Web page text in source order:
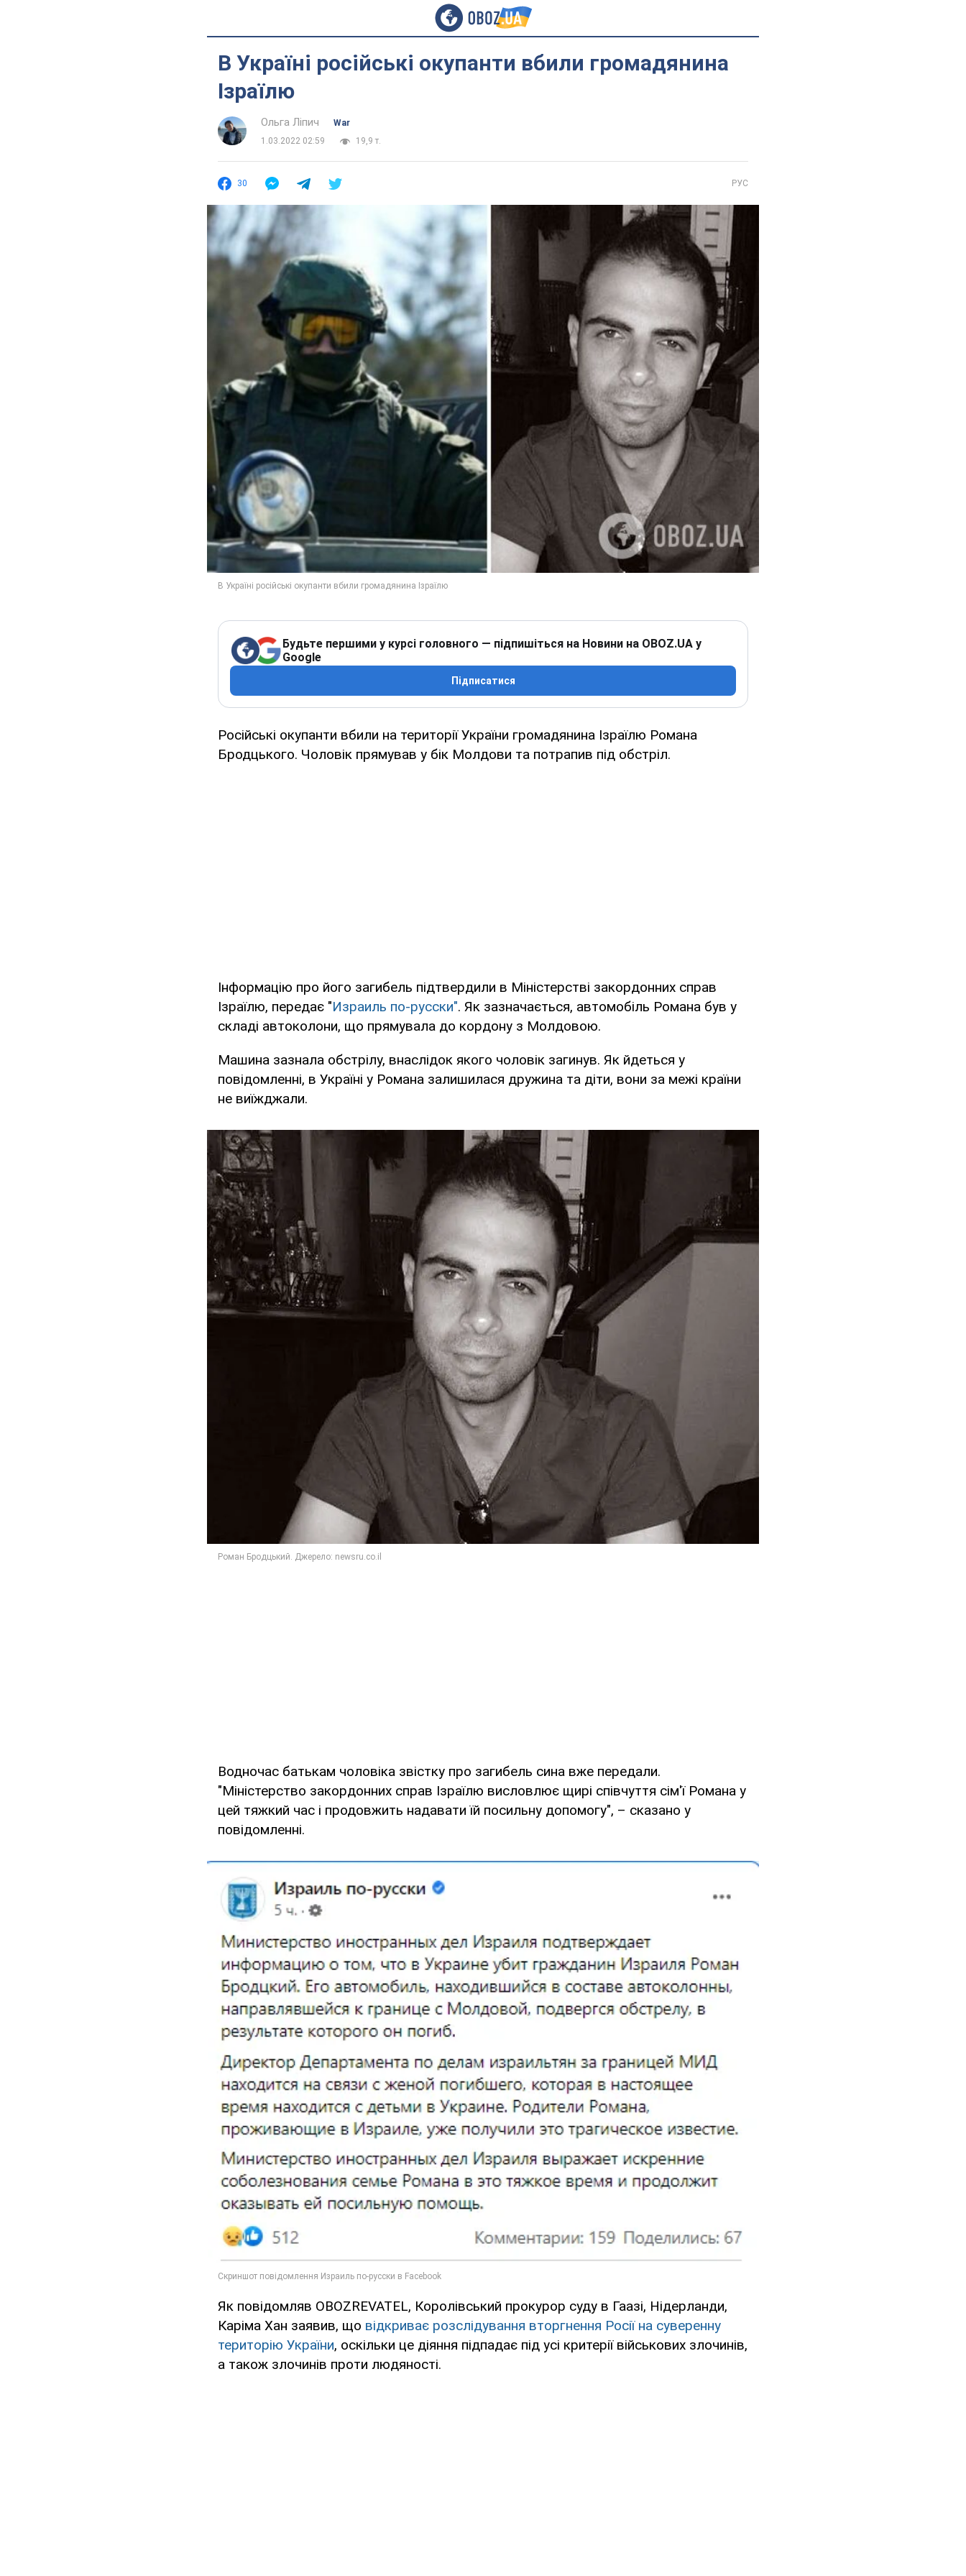
В Україні російські окупанти вбили громадянина
Ізраїлю
Ольга Ліпич
War
1.03.2022 02:59
19,9 т.
30 РУС
Будьте першими у курсі головного — підпишіться на Новини на OBOZ.UA у
Google
Підписатися
Російські окупанти вбили на території України громадянина Ізраїлю Романа
Бродцького. Чоловік прямував у бік Молдови та потрапив під обстріл.
Інформацію про його загибель підтвердили в Міністерстві закордонних справ
Ізраїлю, передає "Израиль по-русски". Як зазначається, автомобіль Романа був у
складі автоколони, що прямувала до кордону з Молдовою.
Машина зазнала обстрілу, внаслідок якого чоловік загинув. Як йдеться у
повідомленні, в Україні у Романа залишилася дружина та діти, вони за межі країни
не виїжджали.
Водночас батькам чоловіка звістку про загибель сина вже передали.
"Міністерство закордонних справ Ізраїлю висловлює щирі співчуття сім'ї Романа у
цей тяжкий час і продовжить надавати їй посильну допомогу", – сказано у
повідомленні.
Як повідомляв OBOZREVATEL, Королівський прокурор суду в Гаазі, Нідерланди,
Каріма Хан заявив, що відкриває розслідування вторгнення Росії на суверенну
територію України, оскільки це діяння підпадає під усі критерії військових злочинів,
а також злочинів проти людяності.